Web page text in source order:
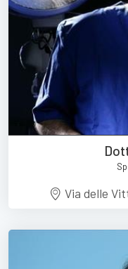
Via delle